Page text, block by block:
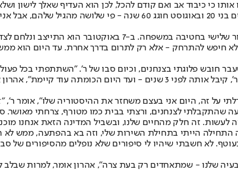
כי כיבוד אב ואם קודם להכל, לכן הוא העדיף שאלך לישון
הנחות".
גם בחטיבת הצנחנים משרת כיום איש מילואים מיוחד - ר' - בן ונכד
חיפש להתרחק - אלא רק לתרום בדרך אחרת. עד היום הוא
על זה, היום אני בעצם משחזר את ההיסטוריה שלו", אומר ר',
שהתקבלתי לצנחנים, ורצתי בבית כמו מטורף, צרחתי מאושר.
לעשות. זה חלק מהחיים שלנו, ובשביל המדינה הזאת אנחנו
לא חשבתי שיהיו לי סיפורים שלא נופלים מהסיפורים של
כדי להתאחד, זו אחת הבעיה שלנו - שמתאחדים רק בעת צרה", אהרון